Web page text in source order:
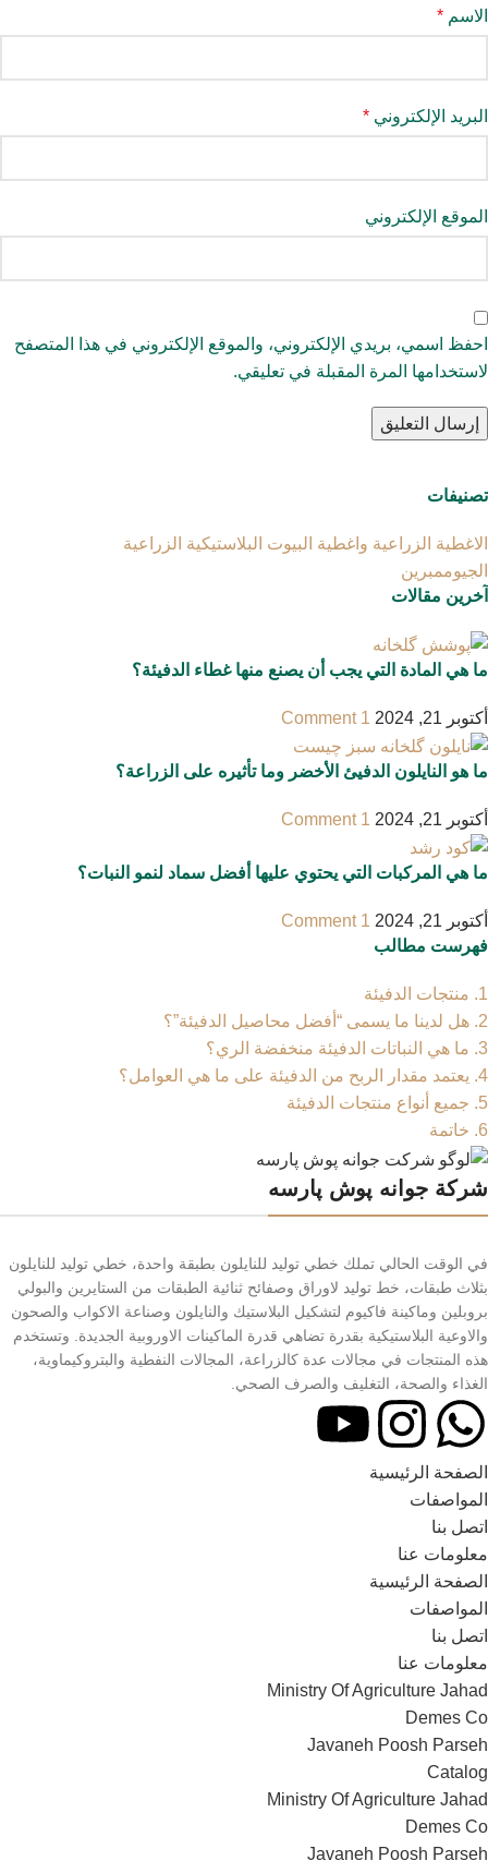
الاسم *
البريد الإلكتروني *
الموقع الإلكتروني
احفظ اسمي، بريدي الإلكتروني، والموقع الإلكتروني في هذا المتصفح
لاستخدامها المرة المقبلة في تعليقي.
تصنيفات
الاغطية الزراعية واغطية البيوت البلاستيكية الزراعية
الجيوممبرين
آخرین مقالات
ما هي المادة التي يجب أن يصنع منها غطاء الدفيئة؟
أكتوبر 21, 2024 1 Comment
ما هو النايلون الدفيئ الأخضر وما تأثيره على الزراعة؟
أكتوبر 21, 2024 1 Comment
ما هي المركبات التي يحتوي عليها أفضل سماد لنمو النبات؟
أكتوبر 21, 2024
1 Comment
فهرست مطالب
1. منتجات الدفيئة
2. هل لدينا ما يسمى “أفضل محاصيل الدفيئة”؟
3. ما هي النباتات الدفيئة منخفضة الري؟
4. يعتمد مقدار الربح من الدفيئة على ما هي العوامل؟
5. جميع أنواع منتجات الدفيئة
6. خاتمة
شركة جوانه پوش پارسه
في الوقت الحالي تملك خطي توليد للنايلون بطبقة واحدة، خطي توليد للنايلون
بثلاث طبقات، خط توليد لاوراق وصفائح ثنائية الطبقات من الستايرين والبولي
بروبلين وماكينة فاكيوم لتشكيل البلاستيك والنايلون وصناعة الاكواب والصحون
والاوعية البلاستيكية بقدرة تضاهي قدرة الماكينات الاوروبية الجديدة. وتستخدم
هذه المنتجات في مجالات عدة كالزراعة، المجالات النفطية والبتروكيماوية،
الغذاء والصحة، التغليف والصرف الصحي.
الصفحة الرئیسية
المواصفات
اتصل بنا
معلومات عنا
الصفحة الرئیسية
المواصفات
اتصل بنا
معلومات عنا
Ministry Of Agriculture Jahad
Demes Co
Javaneh Poosh Parseh
Catalog
Ministry Of Agriculture Jahad
Demes Co
Javaneh Poosh Parseh